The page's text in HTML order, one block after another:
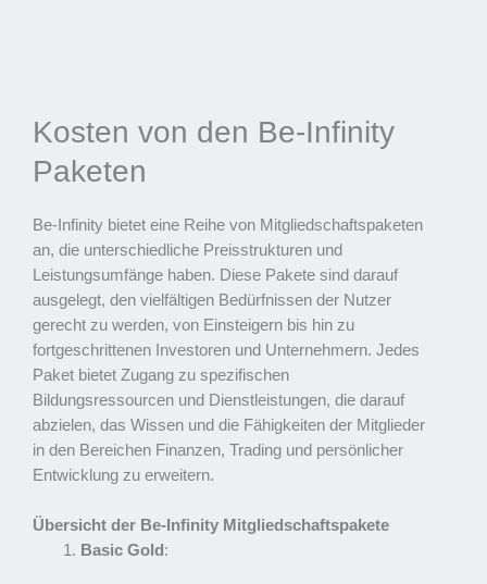
Kosten von den Be-Infinity
Paketen
Be-Infinity bietet eine Reihe von Mitgliedschaftspaketen
an, die unterschiedliche Preisstrukturen und
Leistungsumfänge haben. Diese Pakete sind darauf
ausgelegt, den vielfältigen Bedürfnissen der Nutzer
gerecht zu werden, von Einsteigern bis hin zu
fortgeschrittenen Investoren und Unternehmern. Jedes
Paket bietet Zugang zu spezifischen
Bildungsressourcen und Dienstleistungen, die darauf
abzielen, das Wissen und die Fähigkeiten der Mitglieder
in den Bereichen Finanzen, Trading und persönlicher
Entwicklung zu erweitern.
Übersicht der Be-Infinity Mitgliedschaftspakete
Basic Gold :